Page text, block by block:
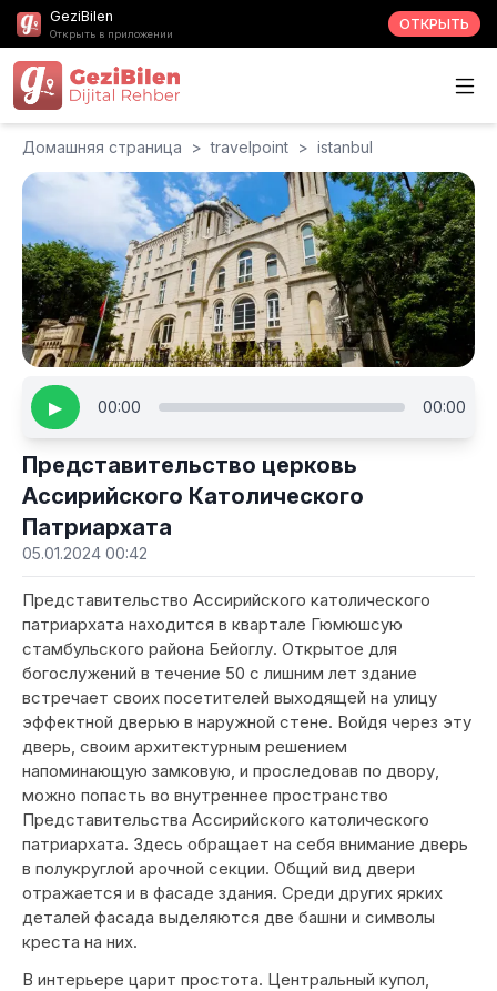
GeziBilen
Открыть в приложении
ОТКРЫТЬ
Домашняя страница > travelpoint > istanbul
▶ 00:00 00:00
Представительство церковь
Ассирийского Католического
Патриархата
05.01.2024 00:42
Представительство Ассирийского католического
патриархата находится в квартале Гюмюшсую
стамбульского района Бейоглу. Открытое для
богослужений в течение 50 с лишним лет здание
встречает своих посетителей выходящей на улицу
эффектной дверью в наружной стене. Войдя через эту
дверь, своим архитектурным решением
напоминающую замковую, и проследовав по двору,
можно попасть во внутреннее пространство
Представительства Ассирийского католического
патриархата. Здесь обращает на себя внимание дверь
в полукруглой арочной секции. Общий вид двери
отражается и в фасаде здания. Среди других ярких
деталей фасада выделяются две башни и символы
креста на них.
В интерьере царит простота. Центральный купол,